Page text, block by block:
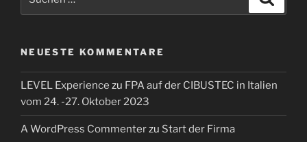
nach:
NEUESTE KOMMENTARE
LEVEL Experience zu FPA auf der CIBUSTEC in Italien
vom 24. -27. Oktober 2023
A WordPress Commenterzu Start der Firma